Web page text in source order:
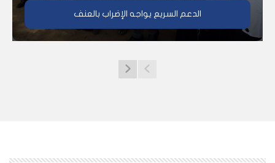
الدعم السريع يواجه الإضراب بالعنف